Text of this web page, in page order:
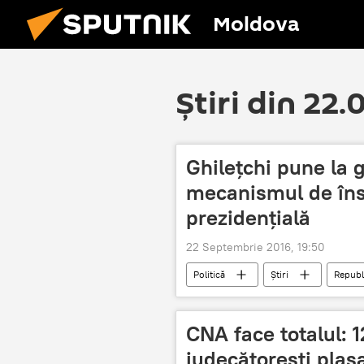
Moldova
Știri din
Ghilețchi pune la
mecanismul de
prezidențială
22 Septembrie 2016, 19:50
Politică Știri
Curtea Constituţională a Republicii
CNA face totalul: